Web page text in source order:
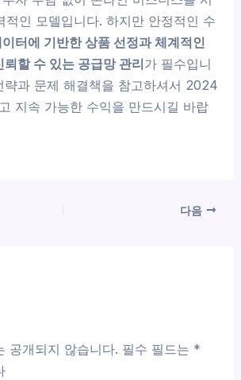
적인 모델입니다. 하지만 안정적인 수
터에 기반한 상품 선정과 체계적인
할 수 있는 공급망 관리가 필수입니
략과 문제 해결책을 참고하셔서 2024
지속 가능한 수익을 만드시길 바랍
다음
공개되지 않습니다. 필수 필드는 *